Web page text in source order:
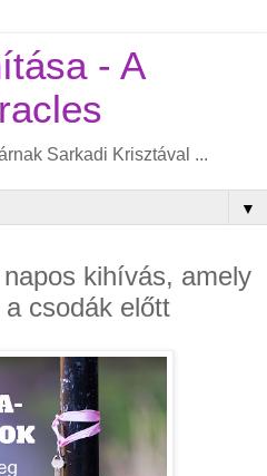
- A
Sarkadi Krisztával ...
▼
kihívás, amely
csodák előtt